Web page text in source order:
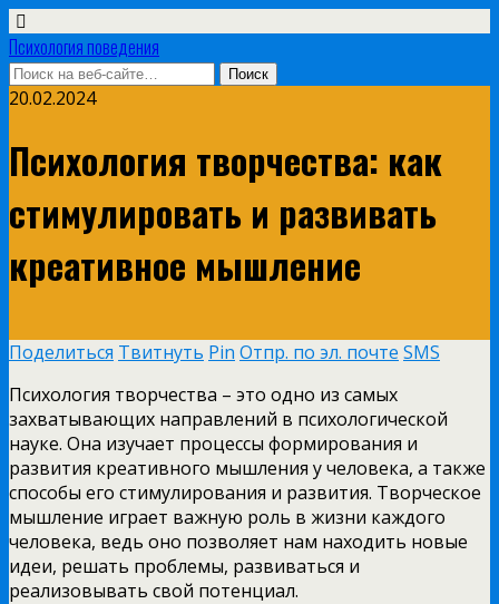
Психология поведения
20.02.2024
Психология творчества: как
стимулировать и развивать
креативное мышление
Поделиться Твитнуть Pin Отпр. по эл. почте SMS
Психология творчества – это одно из самых
захватывающих направлений в психологической
науке. Она изучает процессы формирования и
развития креативного мышления у человека, а также
способы его стимулирования и развития. Творческое
мышление играет важную роль в жизни каждого
человека, ведь оно позволяет нам находить новые
идеи, решать проблемы, развиваться и
реализовывать свой потенциал.